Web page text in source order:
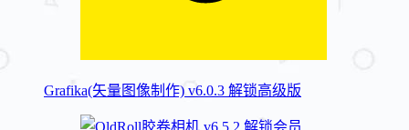
Grafika(矢量图像制作) v6.0.3 解锁高级版